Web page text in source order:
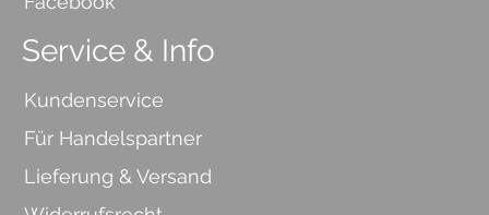
Service & Info
Kundenservice
Für Handelspartner
Lieferung & Versand